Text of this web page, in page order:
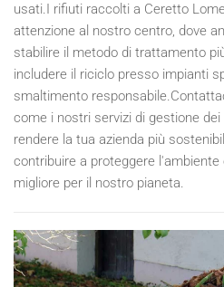
usati.I rifiuti raccolti a Ceretto
attenzione al nostro centro, dove
stabilire il metodo di trattamento
includere il riciclo presso impianti
smaltimento
come i nostri servizi di gestione
rendere la tua azienda più
contribuire a proteggere
migliore per il nostro pianeta.